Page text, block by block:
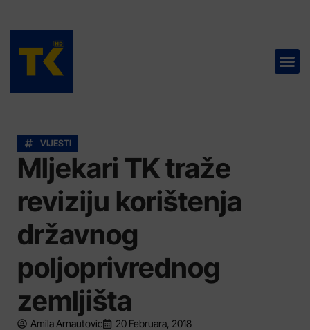
VIJESTI
Mljekari TK traže
reviziju korištenja
državnog
poljoprivrednog
zemljišta
Amila Arnautovic 20 Februara, 2018